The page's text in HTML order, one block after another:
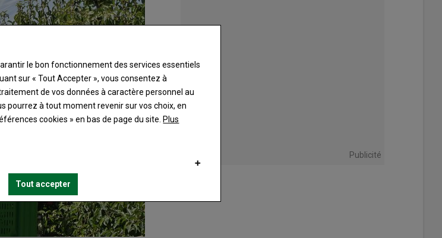
Publicité
le bon fonctionnement des services essentiels
sur « Tout Accepter », vous consentez à
de vos données à caractère personnel au
pourrez à tout moment revenir sur vos choix, en
cookies » en bas de page du site. Plus
Tout accepter